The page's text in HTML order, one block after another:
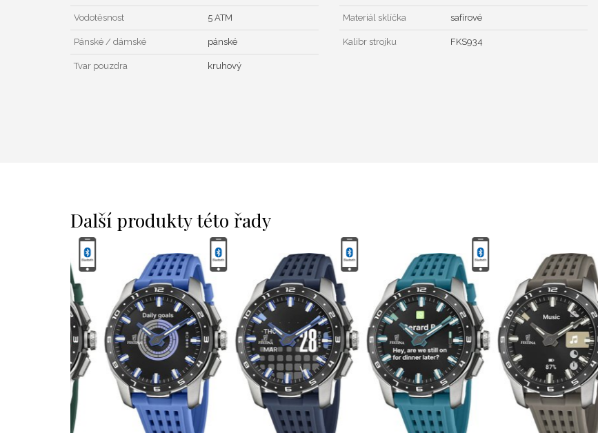
Vodotěsnost 5 ATM
Pánské / dámské pánské
Tvar pouzdra kruhový
Materiál sklíčka safírové
Kalibr strojku FKS934
Další produkty této řady